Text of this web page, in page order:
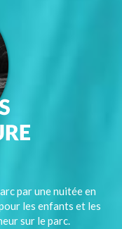
par une nuitée en
les enfants et les
sur le parc.